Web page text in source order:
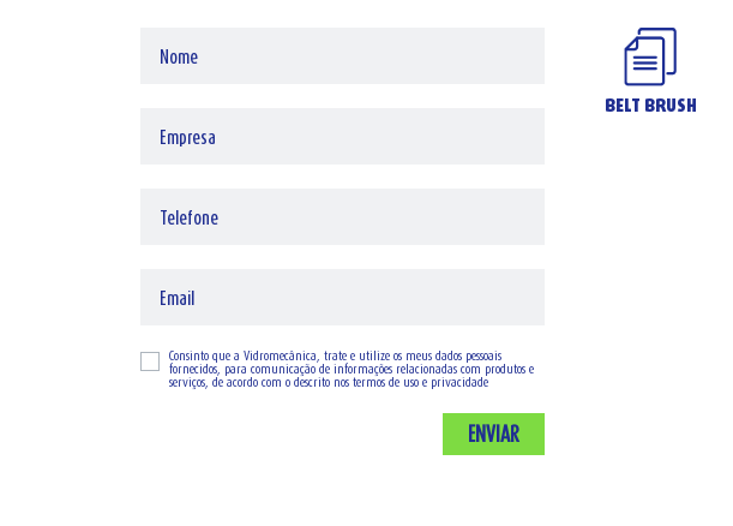
Consinto que a Vidromecânica, trate e utilize os meus dados pessoais
fornecidos, para comunicação de informações relacionadas com produtos e
serviços, de acordo com o descrito nos termos de uso e privacidade
ENVIAR
BELT BRUSH